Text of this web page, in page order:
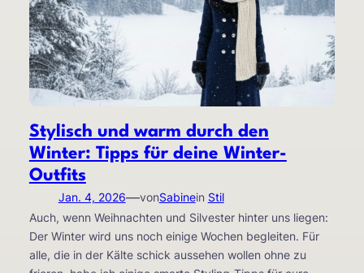
Stylisch und warm durch den
Winter: Tipps für deine Winter-
Outfits
Jan. 4, 2026—vonSabinein Stil
Auch, wenn Weihnachten und Silvester hinter uns liegen:
Der Winter wird uns noch einige Wochen begleiten. Für
alle, die in der Kälte schick aussehen wollen ohne zu